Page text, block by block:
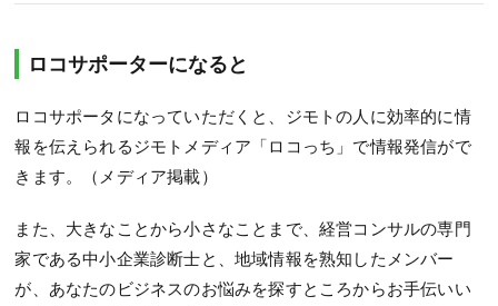
ロコサポーターになると
ロコサポータになっていただくと、ジモトの人に効率的に情
報を伝えられるジモトメディア「ロコっち」で情報発信がで
きます。（メディア掲載）
また、大きなことから小さなことまで、経営コンサルの専門
家である中小企業診断士と、地域情報を熟知したメンバー
が、あなたのビジネスのお悩みを探すところからお手伝いい